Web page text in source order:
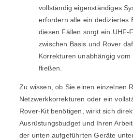
vollständig eigenständiges
erfordern alle ein dediziertes
diesen Fällen sorgt ein UHF-
zwischen Basis und Rover
Korrekturen unabhängig vom
fließen.
Zu wissen, ob Sie einen einzelnen
Netzwerkkorrekturen oder ein
Rover-Kit benötigen, wirkt sich
Ausrüstungsbudget und Ihren
der unten aufgeführten Geräte